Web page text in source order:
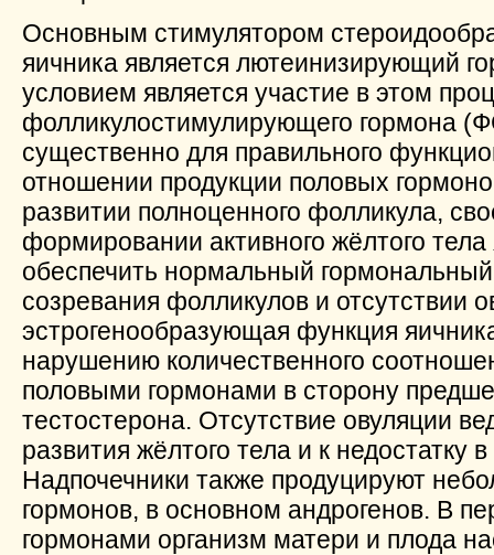
Основным стимулятором
яичника является лютеинизирующий
условием является участие в этом
фолликулостимулирующего гормона
существенно для правильного
отношении продукции половых
развитии полноценного фолликула,
формировании активного жёлтого
обеспечить нормальный
созревания фолликулов и отсутствии
эстрогенообразующая функция
нарушению количественного
половыми гормонами в сторону
тестостерона. Отсутствие овуляции
развития жёлтого тела и к недостатку
Надпочечники также продуцируют
гормонов, в основном андрогенов. В
гормонами организм матери и плода